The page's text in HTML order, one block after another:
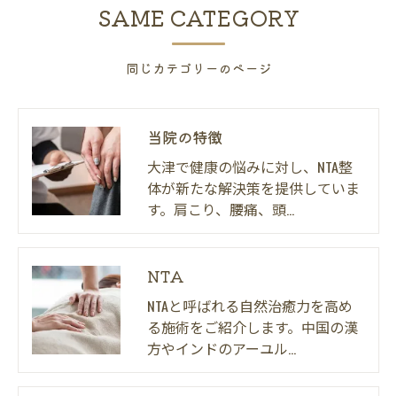
同じカテゴリーのページ
SAME CATEGORY
当院の特徴
大津で健康の悩みに対し、NTA整
体が新たな解決策を提供していま
す。肩こり、腰痛、頭…
NTA
NTAと呼ばれる自然治癒力を高め
る施術をご紹介します。中国の漢
方やインドのアーユル…